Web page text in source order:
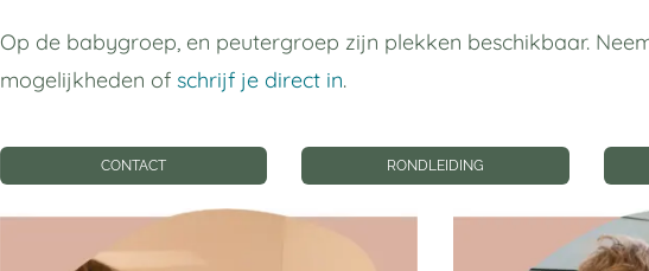
Groep 3
Op de babygroep, en peutergroep zijn plekken beschikbaar.
mogelijkheden of schrijf je direct in.
CONTACT RONDLEIDING